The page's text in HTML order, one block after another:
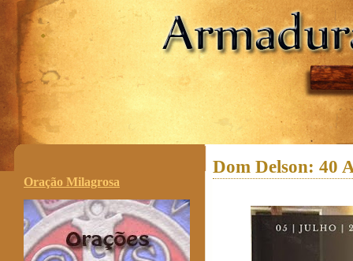
.
Oração Milagrosa
Dom Delson: 40